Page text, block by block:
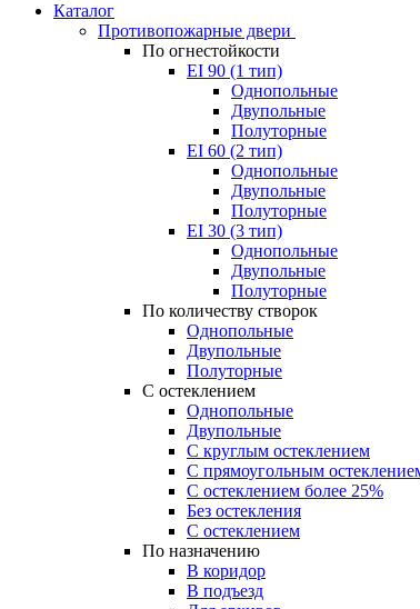
Каталог
Противопожарные двери
По огнестойкости
EI 90 (1 тип)
Однопольные
Двупольные
Полуторные
EI 60 (2 тип)
Однопольные
Двупольные
Полуторные
EI 30 (3 тип)
Однопольные
Двупольные
Полуторные
По количеству створок
Однопольные
Двупольные
Полуторные
С остеклением
Однопольные
Двупольные
С круглым остеклением
С прямоугольным
С остеклением более 25%
Без остекления
С остеклением
По назначению
В коридор
В подъезд